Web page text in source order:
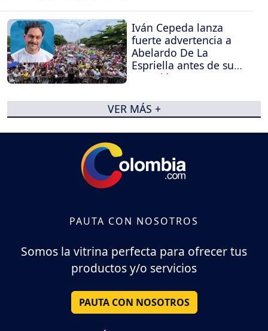
Iván Cepeda lanza
fuerte advertencia a
Abelardo De La
Espriella antes de su
posesión
VER MÁS +
PAUTA CON NOSOTROS
Somos la vitrina perfecta para ofrecer tus
productos y/o servicios
PAUTA CON NOSOTROS